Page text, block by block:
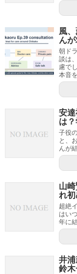
風
ん
朝ド
談は
慮で
本音
安
は
子役
と、
んが
山
れ初
超絶
はい
年に
井
鈴